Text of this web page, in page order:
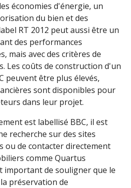
économies d'énergie, un
du bien et des
RT 2012 peut aussi être un
des performances
mais avec des critères de
Les coûts de construction d'un
peuvent être plus élevés,
sont disponibles pour
dans leur projet.
est labellisé BBC, il est
recherche sur des sites
ou de contacter directement
comme Quartus
important de souligner que le
préservation de